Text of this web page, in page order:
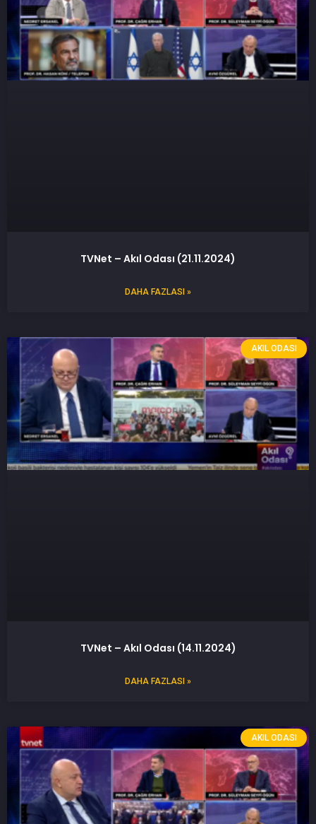
TVNet – Akıl Odası (21.11.2024)
DAHA FAZLASI »
AKIL ODASI
TVNet – Akıl Odası (14.11.2024)
DAHA FAZLASI »
AKIL ODASI